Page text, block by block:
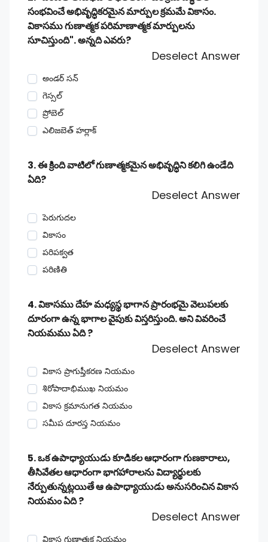
సంభవించే అభివృద్ధికరమైన మార్పుల క్రమమే వికాసం.
వికాసము గుణాత్మక పరిమాణాత్మక మార్పులను
సూచిస్తుంది". అన్నది ఎవరు?
Deselect Answer
అండర్ సన్
గెస్సల్
ప్రోబెల్
ఎలిజబెత్ హర్లాక్
3. ఈ క్రింది వాటిలో గుణాత్మకమైన అభివృద్ధిని కలిగి ఉండేది
ఏది?
Deselect Answer
పెరుగుదల
వికాసం
పరిపక్వత
పరిణితి
4. వికాసము దేహ మధ్యస్థ భాగాన ప్రారంభమై వెలుపలకు
దూరంగా ఉన్న భాగాల వైపుకు విస్తరిస్తుంది. అని వివరించే
నియమము ఏది ?
Deselect Answer
వికాస ప్రాగుప్తీకరణ నియమం
శిరోపాదాభిముఖ నియమం
వికాస క్రమానుగత నియమం
సమీప దూరస్త నియమం
5. ఒక ఉపాధ్యాయుడు కూడికల ఆధారంగా గుణకారాలు,
తీసివేతల ఆధారంగా భాగహారాలను విద్యార్థులకు
నేర్పుతున్నట్లయితే ఆ ఉపాధ్యాయుడు అనుసరించిన వికాస
నియమం ఏది ?
Deselect Answer
వికాస గుణాత్మక నియమం